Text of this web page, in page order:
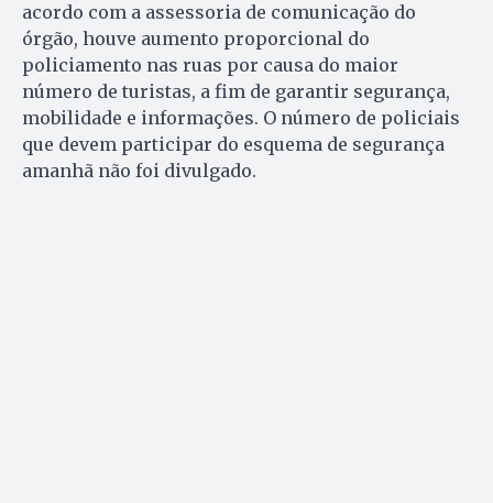
acordo com a assessoria de comunicação do
órgão, houve aumento proporcional do
policiamento nas ruas por causa do maior
número de turistas, a fim de garantir segurança,
mobilidade e informações. O número de policiais
que devem participar do esquema de segurança
amanhã não foi divulgado.